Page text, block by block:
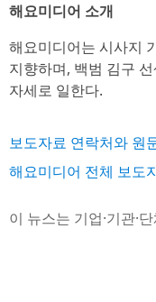
해요미디어 소개
해요미디어는 시사지
지향하며, 백범 김구
자세로 일한다.
보도자료 연락처와 원
해요미디어 전체 보도
이 뉴스는 기업·기관·